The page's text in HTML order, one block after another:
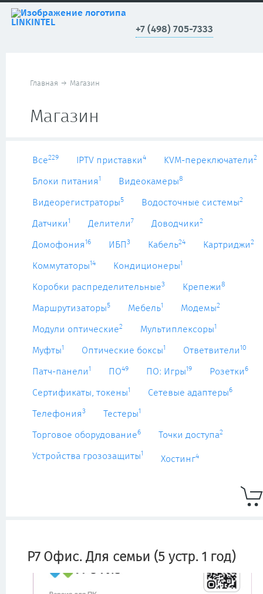
+7 (498) 705-7333
Главная → Магазин
Магазин
Все229 IPTV приставки4 KVM-переключатели2
Блоки питания1 Видеокамеры8
Видеорегистраторы5 Водосточные системы2
Датчики1 Делители7 Доводчики2
Домофония16 ИБП 3 Кабель24 Картриджи2
Коммутаторы14 Кондиционеры1
Коробки распределительные3 Крепежи8
Маршрутизаторы5 Мебель1 Модемы2
Модули оптические2 Мультиплексоры1
Муфты1 Оптические боксы1 Ответвители10
Патч-панели1 ПО49 ПО: Игры19 Розетки6
Сертификаты, токены1 Сетевые адаптеры6
Телефония3 Тестеры1
Торговое оборудование6 Точки доступа2
Устройства грозозащиты1
Хостинг4
Р7 Офис. Для семьи (5 устр. 1 год)